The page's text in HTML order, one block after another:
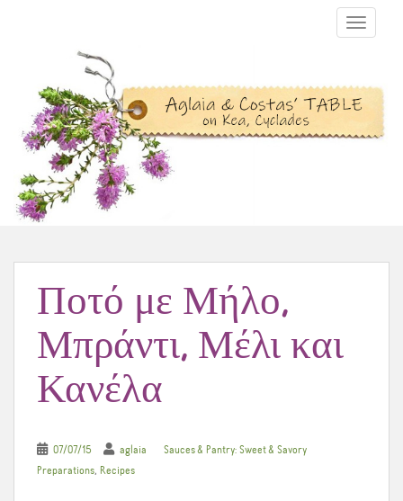
TOGGLE
Ποτό με Μήλο,
Μπράντι, Μέλι και
Κανέλα
07/07/15 aglaia
Sauces & Pantry: Sweet & Savory
Preparations, Recipes